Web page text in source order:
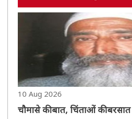
10 Aug 2026
चौमासे की बात, चिंताओं की बरसात